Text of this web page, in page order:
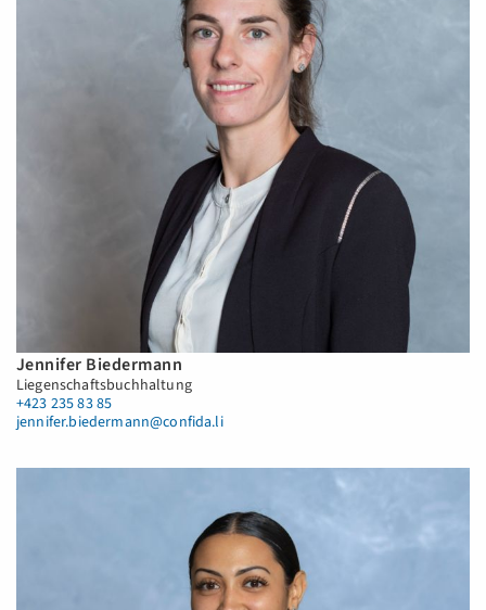
Jennifer Biedermann
Liegenschaftsbuchhaltung
+423 235 83 85
jennifer.biedermann@confida.li